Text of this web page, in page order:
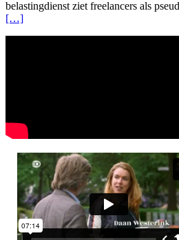
belastingdienst ziet freelancers als
[…]